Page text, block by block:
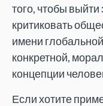
того, чтобы
критиковать
имени
конкретной,
концепции
Если хотите